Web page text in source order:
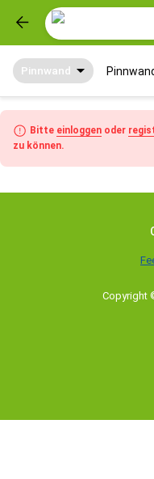
Pinnwand
Bitte einloggen oder
zu können.
Copyright